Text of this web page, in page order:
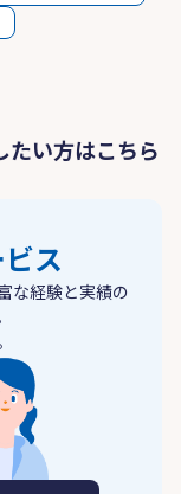
たい方はこちら
ス
な経験と実績の